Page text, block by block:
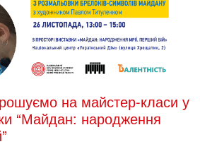
на майстер-класи у
“Майдан: народження